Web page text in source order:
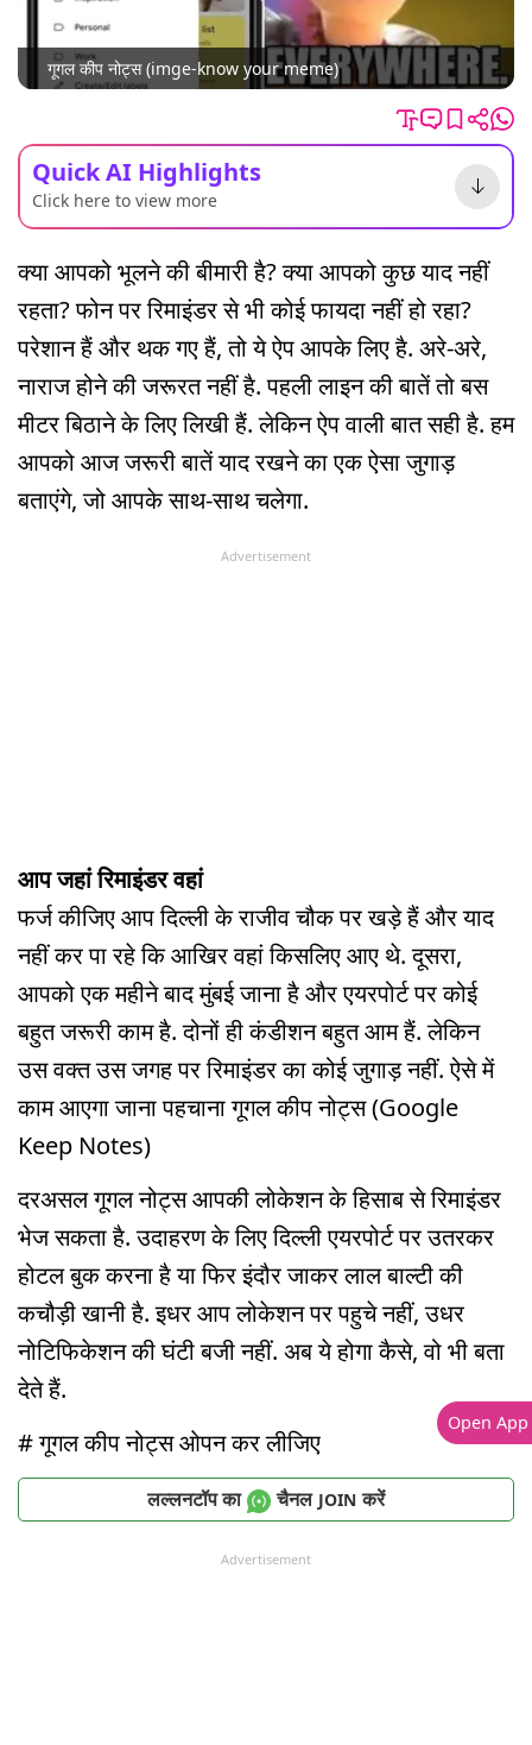
गूगल कीप नोट्स (imge-know your meme)
Quick AI Highlights
Click here to view more
क्या आपको भूलने की बीमारी है? क्या आपको कुछ याद नहीं
रहता? फोन पर रिमाइंडर से भी कोई फायदा नहीं हो रहा?
परेशान हैं और थक गए हैं, तो ये ऐप आपके लिए है. अरे-अरे,
नाराज होने की जरूरत नहीं है. पहली लाइन की बातें तो बस
मीटर बिठाने के लिए लिखी हैं. लेकिन ऐप वाली बात सही है. हम
आपको आज जरूरी बातें याद रखने का एक ऐसा जुगाड़
बताएंगे, जो आपके साथ-साथ चलेगा.
Advertisement
आप जहां रिमाइंडर वहां
फर्ज कीजिए आप दिल्ली के राजीव चौक पर खड़े हैं और याद
नहीं कर पा रहे कि आखिर वहां किसलिए आए थे. दूसरा,
आपको एक महीने बाद मुंबई जाना है और एयरपोर्ट पर कोई
बहुत जरूरी काम है. दोनों ही कंडीशन बहुत आम हैं. लेकिन
उस वक्त उस जगह पर रिमाइंडर का कोई जुगाड़ नहीं. ऐसे में
काम आएगा जाना पहचाना गूगल कीप नोट्स (Google
Keep Notes)
दरअसल गूगल नोट्स आपकी लोकेशन के हिसाब से रिमाइंडर
भेज सकता है. उदाहरण के लिए दिल्ली एयरपोर्ट पर उतरकर
होटल बुक करना है या फिर इंदौर जाकर लाल बाल्टी की
कचौड़ी खानी है. इधर आप लोकेशन पर पहुचे नहीं, उधर
नोटिफिकेशन की घंटी बजी नहीं. अब ये होगा कैसे, वो भी बता
देते हैं.
# गूगल कीप नोट्स ओपन कर लीजिए
लल्लनटॉप का चैनल JOIN करें
Advertisement
Open App